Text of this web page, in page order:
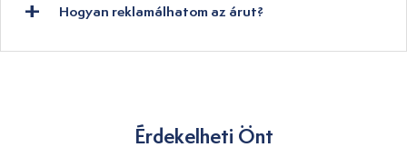
Hogyan reklamálhatom az árut?
Érdekelheti Önt